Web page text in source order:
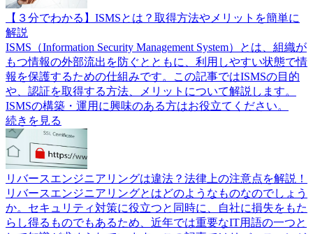
【３分でわかる】ISMSとは？取得方法やメリットを簡単に
解説
ISMS（Information Security Management System）とは、組織が
もつ情報の外部流出を防ぐとともに、利用しやすい状態で情
報を保護するための仕組みです。この記事ではISMSの目的
や、認証を取得する方法、メリットについて解説します。
ISMSの構築・運用に興味のある方はお役立てください。
続きを見る
リバースエンジニアリングは違法？法律上の注意点を解説！
リバースエンジニアリングとはどのようなものなのでしょう
か。セキュリティ対策に役立つと同時に、自社に損失をもた
らし得るものでもあるため、近年では重要なIT用語の一つと